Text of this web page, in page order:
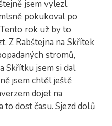
jsem vylezl
pokukoval po
rok už by to
Z Rabštejna na Skřítek
stromů,
Skřítku jsem si dal
jsem chtěl ještě
dojet na
dost času. Sjezd dolů